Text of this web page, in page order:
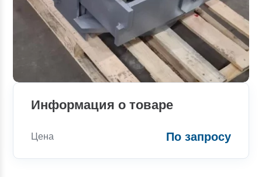
Информация о товаре
Цена По запросу